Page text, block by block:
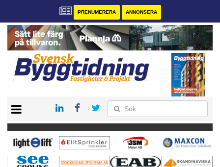
PRENUMERERA ANNONSERA
PRENUMERERA
VÅRA ANDRA MAGASIN
ANNONSERA